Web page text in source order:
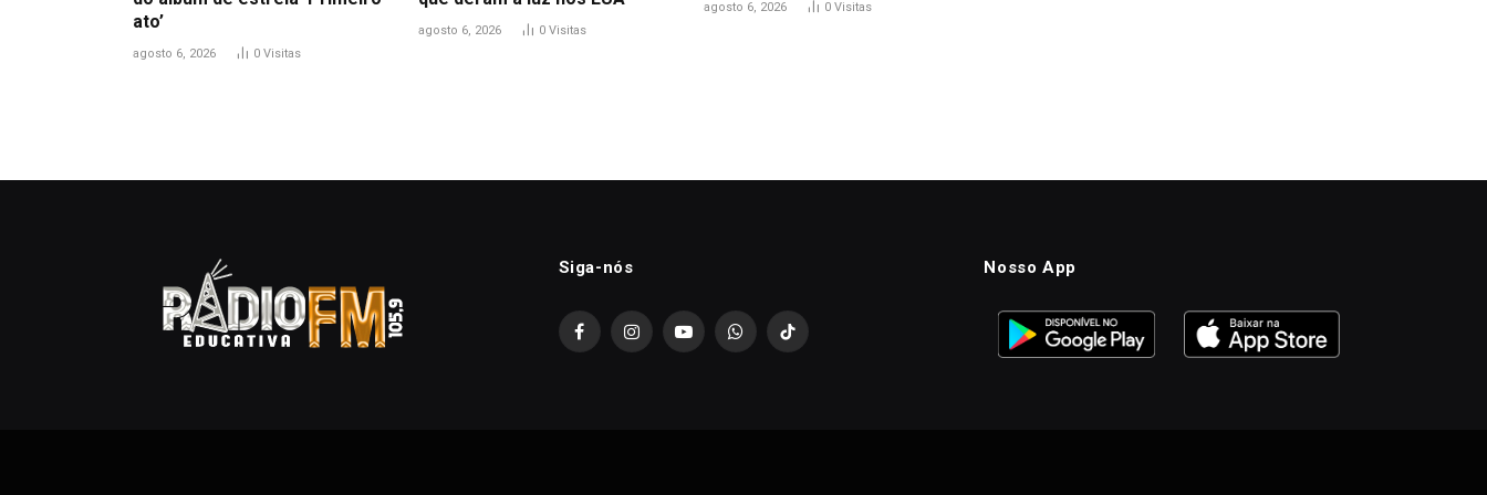
ato’
agosto 6, 2026 0 Visitas
agosto 6, 2026 0 Visitas
agosto 6, 2026 0 Visitas
Siga-nós
FacebookInstagramYouTubeWhatsAppTikTok
Nosso App